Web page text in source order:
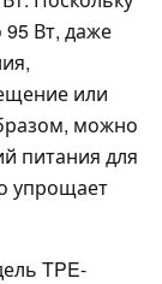
Вт, даже
или
можно
питания для
упрощает
TPE-